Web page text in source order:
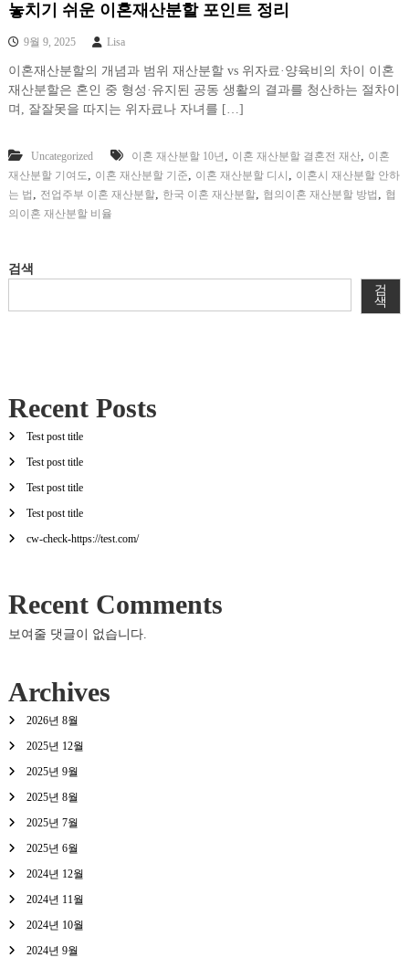
놓치기 쉬운 이혼재산분할 포인트 정리
9월 9, 2025 Lisa
이혼재산분할의 개념과 범위 재산분할 vs 위자료·양육비의 차이 이혼
재산분할은 혼인 중 형성·유지된 공동 생활의 결과를 청산하는 절차이
며, 잘잘못을 따지는 위자료나 자녀를 […]
Uncategorized 이혼 재산분할 10년 , 이혼 재산분할 결혼전 재산, 이혼
재산분할 기여도, 이혼 재산분할 기준, 이혼 재산분할 디시 , 이혼시 재산분할 안하
는 법 , 전업주부 이혼 재산분할, 한국 이혼 재산분할, 협의이혼 재산분할 방법 , 협
의이혼 재산분할 비율
검색
검
색
Recent Posts
Test post title
Test post title
Test post title
Test post title
cw-check-https://test.com/
Recent Comments
보여줄 댓글이 없습니다.
Archives
2026년 8월
2025년 12월
2025년 9월
2025년 8월
2025년 7월
2025년 6월
2024년 12월
2024년 11월
2024년 10월
2024년 9월